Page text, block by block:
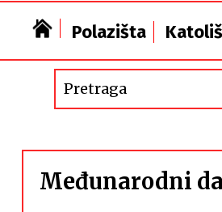
Polazišta
Međunarodni